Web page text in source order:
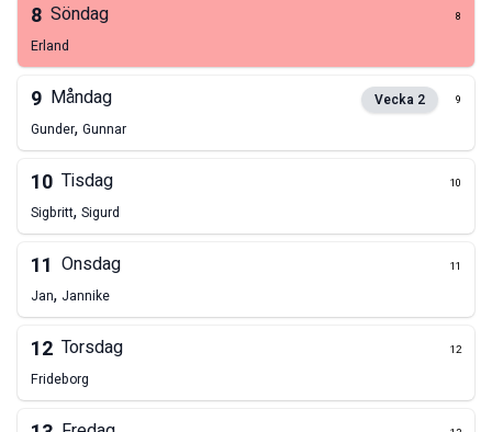
8 Söndag 8
Erland
9 Måndag Vecka 2 9
Gunder, Gunnar
10 Tisdag 10
Sigbritt, Sigurd
11 Onsdag 11
Jan, Jannike
12 Torsdag 12
Frideborg